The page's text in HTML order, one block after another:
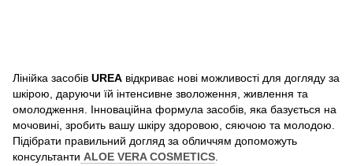
Лінійка засобів UREA відкриває нові можливості для догляду за
шкірою, даруючи їй інтенсивне зволоження, живлення та
омолодження. Інноваційна формула засобів, яка базується на
мочовині, зробить вашу шкіру здоровою, сяючою та молодою.
Підібрати правильний догляд за обличчям допоможуть
консультанти ALOE VERA COSMETICS